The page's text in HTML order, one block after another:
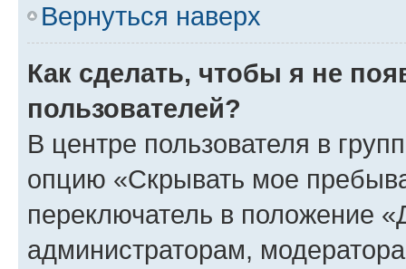
Вернуться наверх
Как сделать, чтобы я не
пользователей?
В центре пользователя в
опцию «Скрывать мое
переключатель в положение
администраторам,